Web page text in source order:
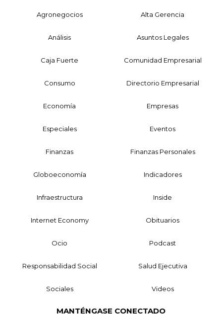
Agronegocios Alta Gerencia
Análisis Asuntos Legales
Caja Fuerte Comunidad Empresarial
Consumo Directorio Empresarial
Economía Empresas
Especiales Eventos
Finanzas Finanzas Personales
Globoeconomía Indicadores
Infraestructura Inside
Internet Economy Obituarios
Ocio Podcast
Responsabilidad Social Salud Ejecutiva
Sociales Videos
MANTÉNGASE CONECTADO